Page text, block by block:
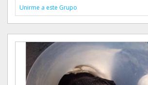
Unirme a este Grupo